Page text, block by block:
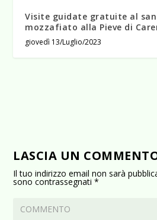
Visite guidate gratuite al
mozzafiato alla Pieve di
giovedì 13/Luglio/2023
LASCIA UN
Il tuo indirizzo email non sarà
sono contrassegnati*